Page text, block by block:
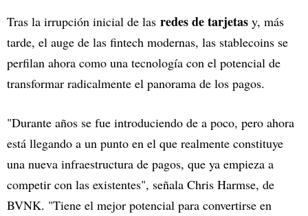
Tras la irrupción inicial de las redes de tarjetas y, más
tarde, el auge de las fintech modernas, las stablecoins se
perfilan ahora como una tecnología con el potencial de
transformar radicalmente el panorama de los pagos.
"Durante años se fue introduciendo de a poco, pero ahora
está llegando a un punto en el que realmente constituye
una nueva infraestructura de pagos, que ya empieza a
competir con las existentes", señala Chris Harmse, de
BVNK. "Tiene el mejor potencial para convertirse en